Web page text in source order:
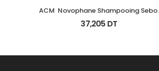
ACM  Novophane Shampooing Sebo
Regulateur 200Ml
37,205 DT